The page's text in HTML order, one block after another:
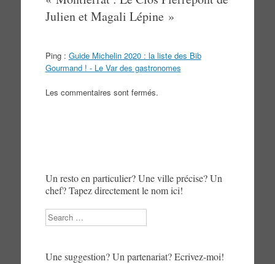
Julien et Magali Lépine»
Ping : Guide Michelin 2020 : la liste des Bib
Gourmand ! - Le Var des gastronomes
Les commentaires sont fermés.
Un resto en particulier? Une ville précise? Un
chef? Tapez directement le nom ici!
Search
Une suggestion? Un partenariat? Ecrivez-moi!